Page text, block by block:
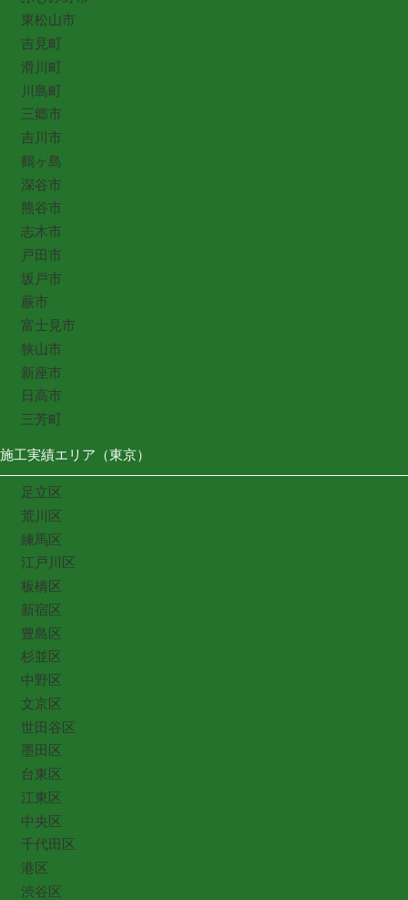
東松山市
吉見町
滑川町
川島町
三郷市
吉川市
鶴ヶ島
深谷市
熊谷市
志木市
戸田市
坂戸市
蕨市
富士見市
狭山市
新座市
日高市
三芳町
施工実績エリア（東京）
足立区
荒川区
練馬区
江戸川区
板橋区
新宿区
豊島区
杉並区
中野区
文京区
世田谷区
墨田区
台東区
江東区
中央区
千代田区
港区
渋谷区